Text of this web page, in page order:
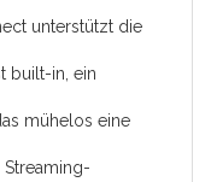
unterstützt die
built-in, ein
mühelos eine